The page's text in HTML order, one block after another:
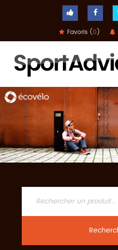
Favoris (0)
COMPARATEUR
CONSEILS
QUESTIONS
-
RÉPONSES
CONTACT